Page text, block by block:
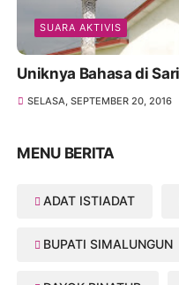
SUARA AKTIVIS
Uniknya Bahasa di
SELASA, SEPTEMBER 20, 2016
MENU BERITA
ADAT ISTIADAT
BUPATI SIMALUNGUN